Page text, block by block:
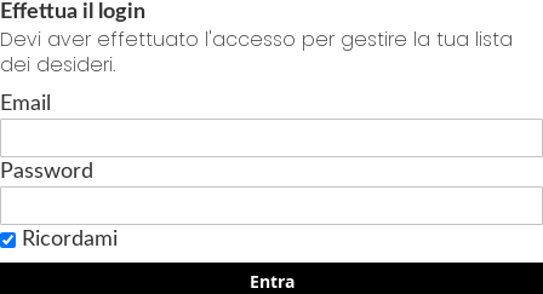
Effettua il login
Devi aver effettuato l'accesso per gestire la tua lista
dei desideri.
Email
Password
Ricordami
Entra